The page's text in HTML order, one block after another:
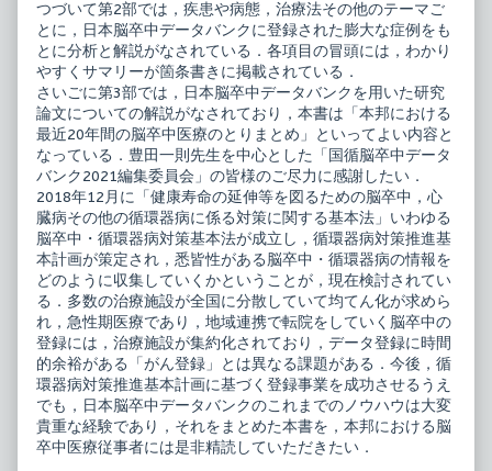
つづいて第2部では，疾患や病態，治療法その他のテーマご
とに，日本脳卒中データバンクに登録された膨大な症例をも
とに分析と解説がなされている．各項目の冒頭には，わかり
やすくサマリーが箇条書きに掲載されている．
さいごに第3部では，日本脳卒中データバンクを用いた研究
論文についての解説がなされており，本書は「本邦における
最近20年間の脳卒中医療のとりまとめ」といってよい内容と
なっている．豊田一則先生を中心とした「国循脳卒中データ
バンク2021編集委員会」の皆様のご尽力に感謝したい．
2018年12月に「健康寿命の延伸等を図るための脳卒中，心
臓病その他の循環器病に係る対策に関する基本法」いわゆる
脳卒中・循環器病対策基本法が成立し，循環器病対策推進基
本計画が策定され，悉皆性がある脳卒中・循環器病の情報を
どのように収集していくかということが，現在検討されてい
る．多数の治療施設が全国に分散していて均てん化が求めら
れ，急性期医療であり，地域連携で転院をしていく脳卒中の
登録には，治療施設が集約化されており，データ登録に時間
的余裕がある「がん登録」とは異なる課題がある．今後，循
環器病対策推進基本計画に基づく登録事業を成功させるうえ
でも，日本脳卒中データバンクのこれまでのノウハウは大変
貴重な経験であり，それをまとめた本書を，本邦における脳
卒中医療従事者には是非精読していただきたい．